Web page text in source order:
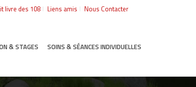
livre des 108 Liens amis Nous Contacter
& STAGES SOINS & SÉANCES INDIVIDUELLES